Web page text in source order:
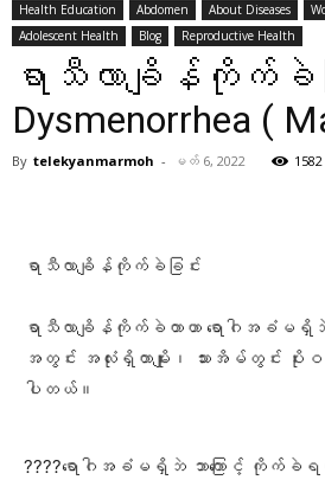
Health Education Abdomen About Diseases
Adolescent Health
Blog Reproductive Health
ရာသီလာချိန်ကိုက်ခဲ
Dysmenorrhea (
By telekyanmarmoh - မတ် 6, 2022 1582
ရာသီလာချိန်ကိုက်ခဲခြင်း
ရာသီလာချိန်ကိုက်ခဲတာဟာ ရောဂါအခံမ
အတွင်း အလုံးရှိတာမျိုး၊ သားအိမ်တွင်း ပိုးဝ
ပါတယ်။
????ရောဂါအခံမရှိဘဲ ဘာကြောင့် ကိုက်ခဲရ